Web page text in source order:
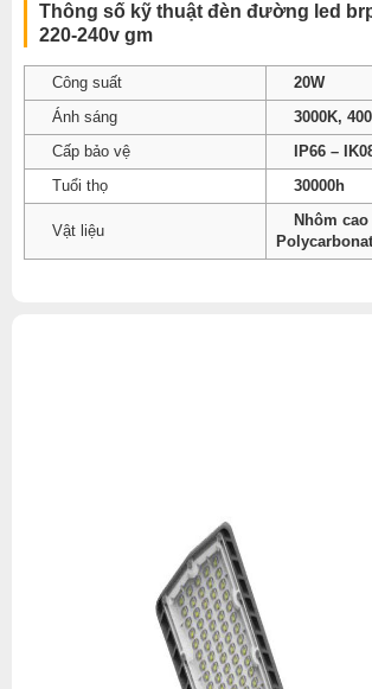
Thông số kỹ thuật đèn đường led
220-240v gm
Công suất
20W
Ánh sáng
3000K,
Cấp bảo vệ
IP66 –
Tuổi thọ
30000h
Vật liệu
Nhôm